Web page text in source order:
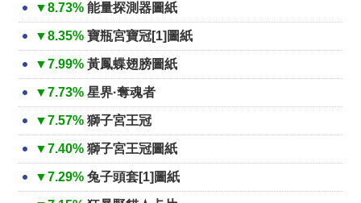
▼8.73% 能量探測器圖紙
▼8.35% 寶瓶宮寶冠[1]圖紙
▼7.99% 黃鳳蝶翅膀圖紙
▼7.73% 星界·奪魂者
▼7.57% 獅子宮王冠
▼7.40% 獅子宮王冠圖紙
▼7.29% 兔子頭套[1]圖紙